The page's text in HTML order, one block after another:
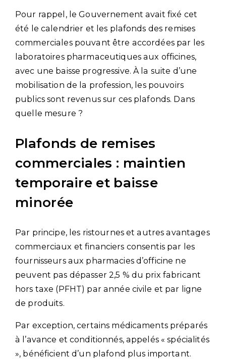
Pour rappel, le Gouvernement avait fixé cet
été le calendrier et les plafonds des remises
commerciales pouvant être accordées par les
laboratoires pharmaceutiques aux officines,
avec une baisse progressive. À la suite d’une
mobilisation de la profession, les pouvoirs
publics sont revenus sur ces plafonds. Dans
quelle mesure ?
Plafonds de remises
commerciales : maintien
temporaire et baisse
minorée
Par principe, les ristournes et autres avantages
commerciaux et financiers consentis par les
fournisseurs aux pharmacies d’officine ne
peuvent pas dépasser 2,5 % du prix fabricant
hors taxe (PFHT) par année civile et par ligne
de produits.
Par exception, certains médicaments préparés
à l’avance et conditionnés, appelés « spécialités
», bénéficient d’un plafond plus important.